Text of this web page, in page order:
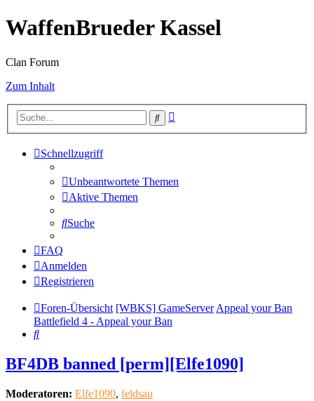
WaffenBrueder Kassel
Clan Forum
Zum Inhalt
Suche
Schnellzugriff
Unbeantwortete Themen
Aktive Themen
Suche
FAQ
Anmelden
Registrieren
Foren-Übersicht [WBKS] GameServerAppeal your Ban
Battlefield 4 - Appeal your Ban
Suche
BF4DB banned [perm][Elfe1090]
Moderatoren: Elfe1090, feldsau